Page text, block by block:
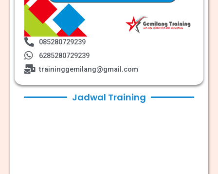
085280729239
6285280729239
traininggemilang@gmail.com
Jadwal Training